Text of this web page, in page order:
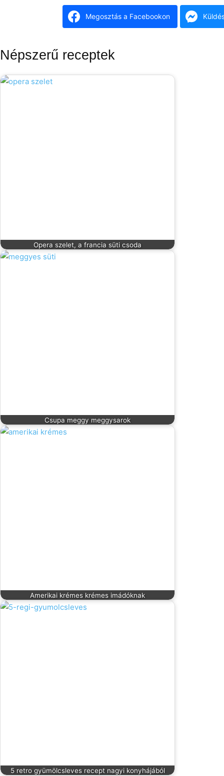
Megosztás a Facebookon
Népszerű receptek
Opera szelet, a francia süti csoda
Csupa meggy meggysarok
Amerikai krémes krémes imádóknak
5 retro gyümölcsleves recept nagyi konyhájából